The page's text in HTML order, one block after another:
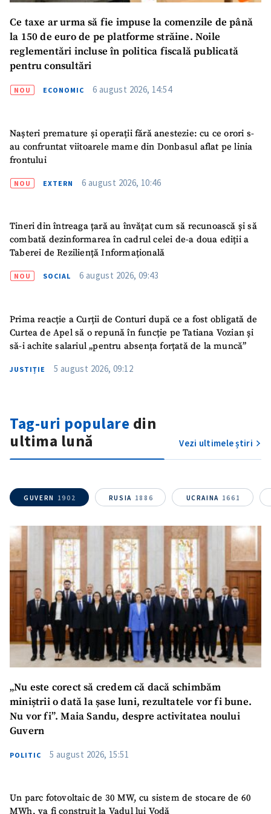
SUSȚINE
Ce taxe ar urma să fie impuse la comenzile de până
la 150 de euro de pe platforme străine. Noile
reglementări incluse în politica fiscală publicată
pentru consultări
NOU ECONOMIC 6 august 2026, 14:54
Nașteri premature și operații fără anestezie: cu ce orori s-
au confruntat viitoarele mame din Donbasul aflat pe linia
frontului
NOU EXTERN 6 august 2026, 10:46
Tineri din întreaga țară au învățat cum să recunoască și să
combată dezinformarea în cadrul celei de-a doua ediții a
Taberei de Reziliență Informațională
NOU SOCIAL 6 august 2026, 09:43
Prima reacție a Curții de Conturi după ce a fost obligată de
Curtea de Apel să o repună în funcție pe Tatiana Vozian și
să-i achite salariul „pentru absența forțată de la muncă”
JUSTIȚIE 5 august 2026, 09:12
Tag-uri populare din
ultima lună
Vezi ultimele știri
GUVERN 1902 RUSIA 1886 UCRAINA 1661
„Nu este corect să credem că dacă schimbăm
miniștrii o dată la șase luni, rezultatele vor fi bune.
Nu vor fi”. Maia Sandu, despre activitatea noului
Guvern
POLITIC 5 august 2026, 15:51
Un parc fotovoltaic de 30 MW, cu sistem de stocare de 60
MWh, va fi construit la Vadul lui Vodă
Email+ Emailul meu
Telefon
+ Telefon personal
Am citit și sunt de
TRIMITE ȘTIREA